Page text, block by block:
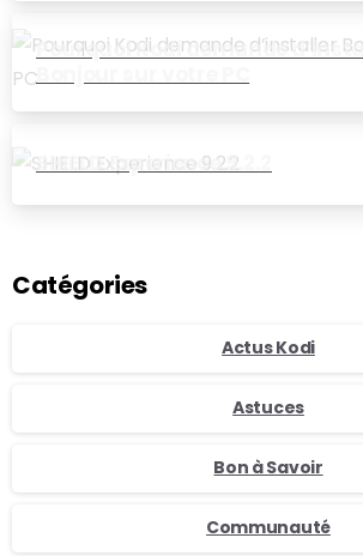
Pourquoi Kodi demande
Bonjour sur votre PC
SHIELD Experience 9.2.2
Catégories
Actus Kodi
Astuces
Bon à Savoir
Communauté